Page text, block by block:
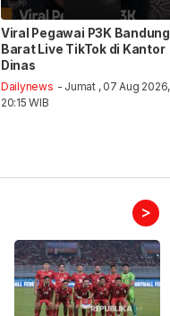
Viral Pegawai P3K Bandung
Barat Live TikTok di Kantor
Dinas
Dailynews - Jumat , 07 Aug 2026,
20:15 WIB
>